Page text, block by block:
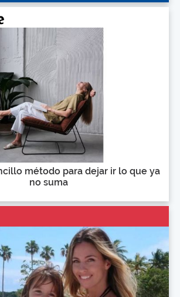
método para dejar ir lo que ya
no suma